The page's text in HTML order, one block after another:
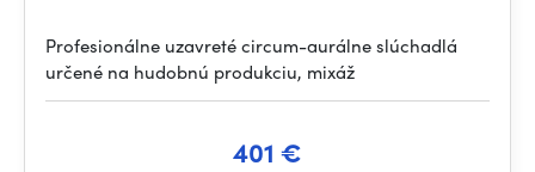
Profesionálne uzavreté circum-aurálne slúchadlá
určené na hudobnú produkciu, mixáž
401 €